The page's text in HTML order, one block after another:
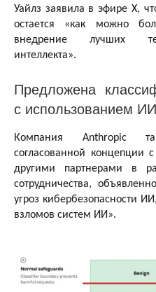
Уайлз заявила в эфире X,
остается «как можно
внедрение лучших
интеллекта».
Предложена
с использованием ИИ
Компания Anthropic
согласованной концепции
другими партнерами в
сотрудничества,
угроз кибербезопасности
взломов систем ИИ».